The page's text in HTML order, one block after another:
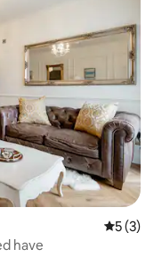
5 ud af 5
5 (3)
have